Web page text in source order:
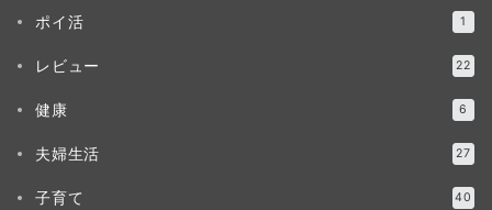
ポイ活
1
レビュー 22
健康 6
夫婦生活 27
子育て 40